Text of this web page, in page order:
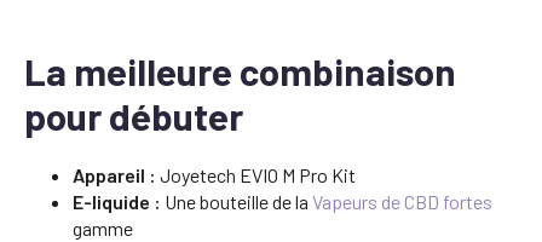
La meilleure combinaison
pour débuter
Appareil : Joyetech EVIO M Pro Kit
E-liquide : Une bouteille de la Vapeurs de CBD fortes
gamme